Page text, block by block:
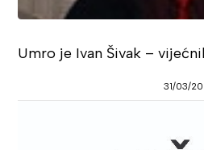
Umro je Ivan Šivak –
31/03/